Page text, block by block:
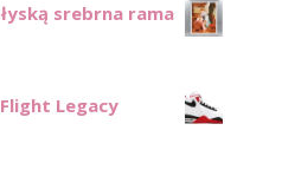
srebrna rama
Legacy